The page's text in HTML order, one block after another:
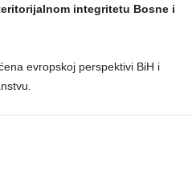
integritetu Bosne i
evropskoj perspektivi BiH i